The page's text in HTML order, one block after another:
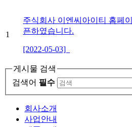
1
주식회사 이엔씨아이티 홈페
픈하였습니다.
[2022-05-03]
게시물 검색
검색어 필수
회사소개
사업안내